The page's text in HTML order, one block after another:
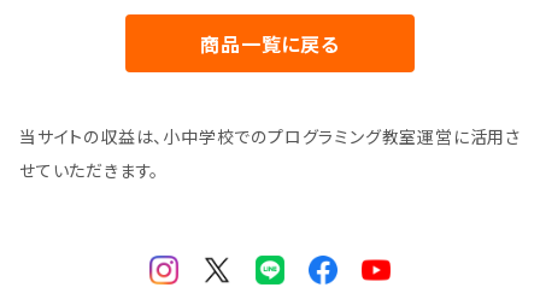
商品一覧に戻る
当サイトの収益は、小中学校でのプログラミング教室運営に活用さ
せていただきます。